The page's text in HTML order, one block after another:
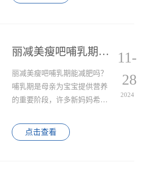
丽减美瘦吧哺乳期能减肥吗？
丽减美瘦吧哺乳期能减肥吗？
哺乳期是母亲为宝宝提供营养
的重要阶段，许多新妈妈希望
后的赘肉。
点击查看
11-
28
2024